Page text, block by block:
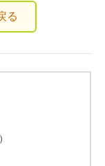
る